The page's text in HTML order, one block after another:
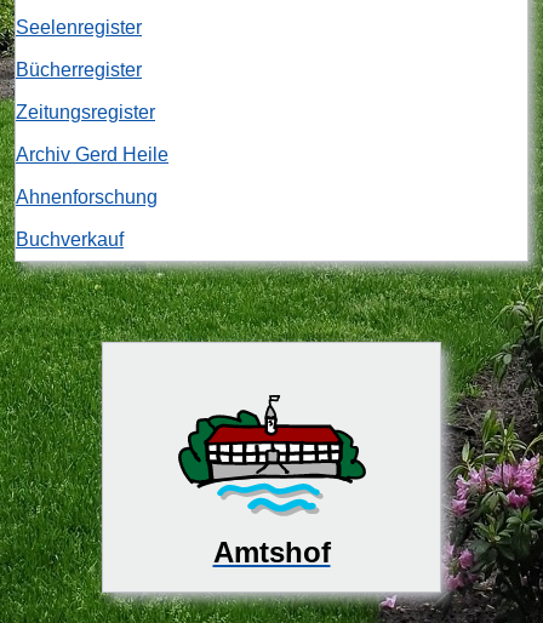
Seelenregister
Bücherregister
Zeitungsregister
Archiv Gerd Heile
Ahnenforschung
Buchverkauf
Amtshof